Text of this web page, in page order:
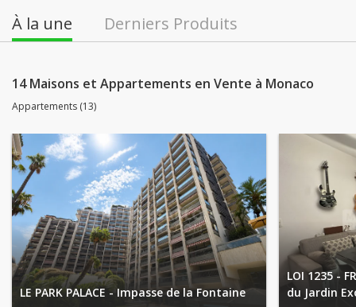
À la une Derniers Produits
14 Maisons et Appartements en Vente à Monaco
Appartements (13)
LE PARK PALACE - Impasse de la Fontaine
LOI 1235 -
du Jardin